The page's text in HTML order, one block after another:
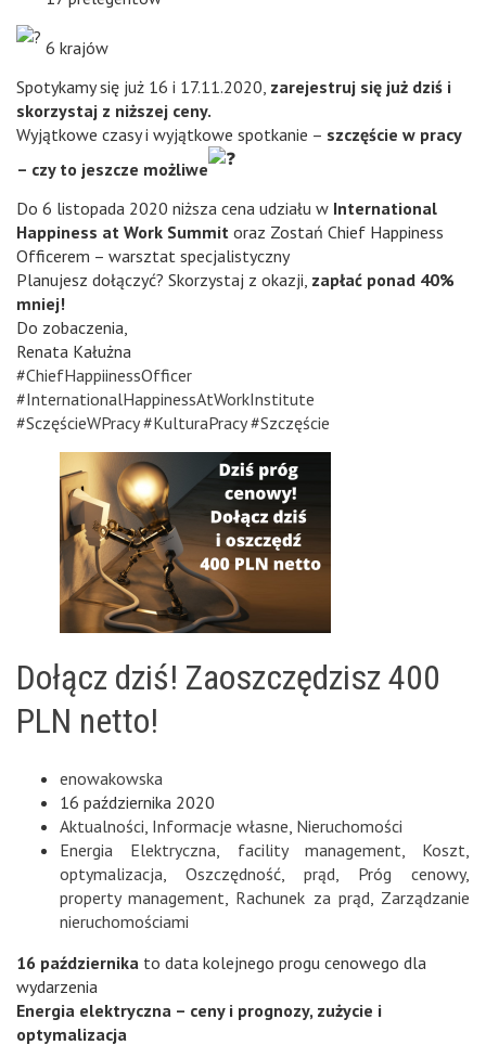
6 krajów
Spotykamy się już 16 i 17.11.2020, zarejestruj się już dziś i
skorzystaj z niższej ceny.
Wyjątkowe czasy i wyjątkowe spotkanie – szczęście w pracy
– czy to jeszcze możliwe
Do 6 listopada 2020 niższa cena udziału w International
Happiness at Work Summit oraz Zostań Chief Happiness
Officerem – warsztat specjalistyczny
Planujesz dołączyć? Skorzystaj z okazji, zapłać ponad 40%
mniej!
Do zobaczenia,
Renata Kałużna
#ChiefHappiinessOfficer
#InternationalHappinessAtWorkInstitute
#SczęścieWPracy #KulturaPracy #Szczęście
Dołącz dziś! Zaoszczędzisz 400
PLN netto!
enowakowska
16 października 2020
Aktualności Informacje własne Nieruchomości
Energia Elektryczna
facility management Koszt
optymalizacja
Oszczędność prąd Próg cenowy,
property management Rachunek za prąd Zarządzanie
nieruchomościami
16 października to data kolejnego progu cenowego dla
wydarzenia
Energia elektryczna – ceny i prognozy, zużycie i
optymalizacja